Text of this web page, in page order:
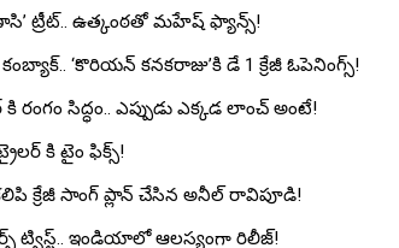
ట్రీట్.. ఉత్కంఠతో మహేష్ ఫ్యాన్స్!
‘కొరియన్ కనకరాజు’కి డే 1 క్రేజీ ఓపెనింగ్స్!
కి రంగం సిద్ధం.. ఎప్పుడు ఎక్కడ లాంచ్ అంటే!
కి టైం ఫిక్స్!
క్రేజీ సాంగ్ ప్లాన్ చేసిన అనీల్ రావిపూడి!
ట్విస్ట్.. ఇండియాలో ఆలస్యంగా రిలీజ్!